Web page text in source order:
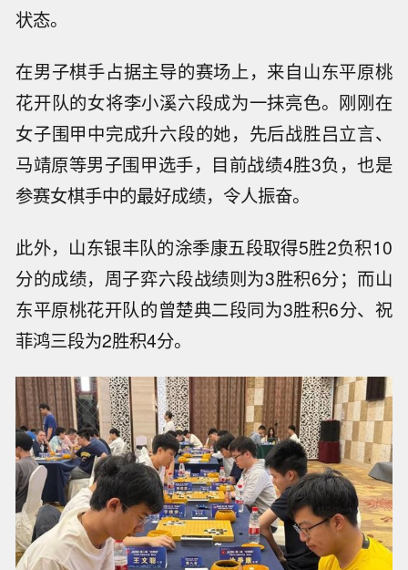
状态。
在男子棋手占据主导的赛场上，来自山东平原桃
花开队的女将李小溪六段成为一抹亮色。刚刚在
女子围甲中完成升六段的她，先后战胜吕立言、
马靖原等男子围甲选手，目前战绩4胜3负，也是
参赛女棋手中的最好成绩，令人振奋。
此外，山东银丰队的涂季康五段取得5胜2负积10
分的成绩，周子弈六段战绩则为3胜积6分；而山
东平原桃花开队的曾楚典二段同为3胜积6分、祝
菲鸿三段为2胜积4分。